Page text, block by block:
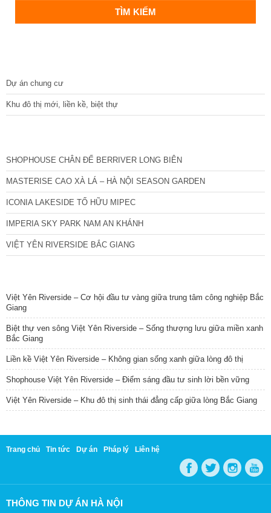
Dự án chung cư
Khu đô thị mới, liền kề, biệt thự
SHOPHOUSE CHÂN ĐẾ BERRIVER LONG BIÊN
MASTERISE CAO XÀ LÁ – HÀ NỘI SEASON GARDEN
ICONIA LAKESIDE TỐ HỮU MIPEC
IMPERIA SKY PARK NAM AN KHÁNH
VIỆT YÊN RIVERSIDE BẮC GIANG
Việt Yên Riverside – Cơ hội đầu tư vàng giữa trung tâm công nghiệp Bắc
Giang
Biệt thự ven sông Việt Yên Riverside – Sống thượng lưu giữa miền xanh
Bắc Giang
Liền kề Việt Yên Riverside – Không gian sống xanh giữa lòng đô thị
Shophouse Việt Yên Riverside – Điểm sáng đầu tư sinh lời bền vững
Việt Yên Riverside – Khu đô thị sinh thái đẳng cấp giữa lòng Bắc Giang
Trang chủ Tin tức Dự án Pháp lý Liên hệ
THÔNG TIN DỰ ÁN HÀ NỘI